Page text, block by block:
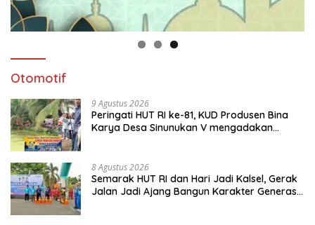
Otomotif
9 Agustus 2026
Peringati HUT RI ke-81, KUD Produsen Bina
Karya Desa Sinunukan V mengadakan
8 Agustus 2026
Semarak HUT RI dan Hari Jadi Kalsel, Gerak
Jalan Jadi Ajang Bangun Karakter Generasi